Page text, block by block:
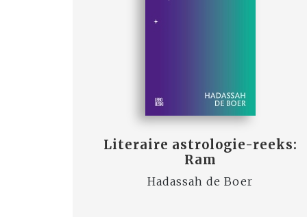
Literaire astrologie-reeks:
Ram
Hadassah de Boer